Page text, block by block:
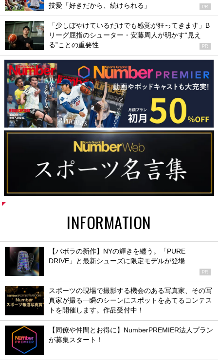
技愛「好きだから、続けられる」
PR
「少しぼやけているだけでも感覚が狂ってきます」B
リーグ屈指のシューター・安藤周人が明かす“見え
る”ことの重要性
PR
INFORMATION
【バボラの新作】NYの輝きを纏う。「PURE
DRIVE」と最新シューズに限定モデルが登場
PR
スポーツの現場で撮影する機会のある写真家、その写
真家が撮る一瞬のシーンにスポットをあてるコンテス
トを開催します。作品受付中！
【同僚や仲間とお得に】NumberPREMIER法人プラン
が募集スタート！